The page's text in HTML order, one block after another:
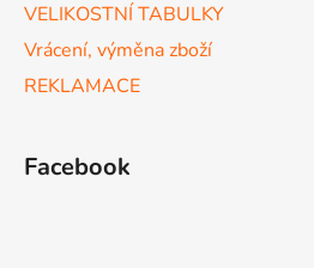
VELIKOSTNÍ TABULKY
Vrácení, výměna zboží
REKLAMACE
Facebook